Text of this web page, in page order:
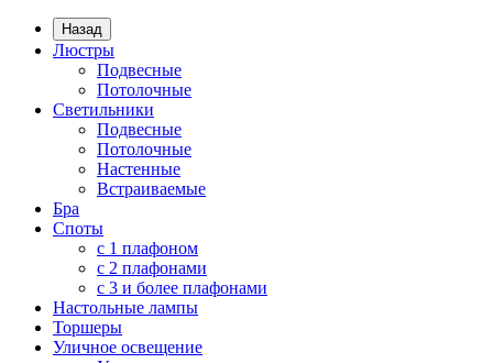
Назад
Люстры
Подвесные
Потолочные
Светильники
Подвесные
Потолочные
Настенные
Встраиваемые
Бра
Споты
с 1 плафоном
с 2 плафонами
с 3 и более плафонами
Настольные лампы
Торшеры
Уличное освещение